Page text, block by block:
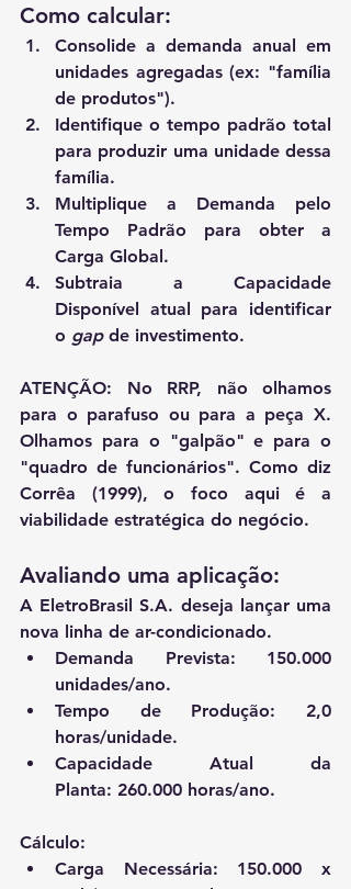
Como calcular:
Consolide a demanda anual em
unidades agregadas (ex: "família
de produtos").
Identifique o tempo padrão total
para produzir uma unidade dessa
família.
Multiplique a Demanda pelo
Carga Global.
Subtraia a Capacidade
Disponível atual para identificar
o gap de investimento.
ATENÇÃO: No RRP, não olhamos
para o parafuso ou para a peça X.
Olhamos para o "galpão" e para o
Corrêa (1999), o foco aqui é a
viabilidade estratégica do negócio.
Avaliando uma aplicação:
A EletroBrasil S.A. deseja lançar uma
nova linha de ar-condicionado.
Demanda Prevista: 150.000
unidades/ano.
Tempo de Produção: 2,0
horas/unidade.
Capacidade Atual da
Planta: 260.000 horas/ano.
Cálculo:
Carga Necessária: 150.000 x